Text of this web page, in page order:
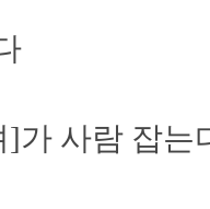
]가 사람 잡